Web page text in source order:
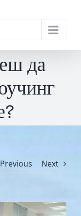
да
Previous Next